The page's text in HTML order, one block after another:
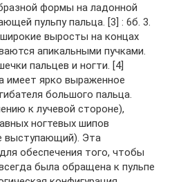
формы на ладонной
пульпу пальца. [3] : 6б. 3.
выросты на концах
апикальными пучками.
пальцев и ногти. [4]
имеет ярко выраженное
большого пальца.
к лучевой стороне),
ногтевых шипов
выступающий). Эта
обеспечения того, чтобы
была обращена к пульпе